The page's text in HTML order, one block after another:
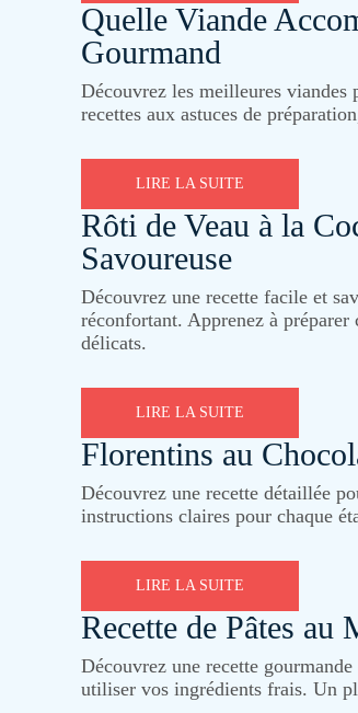
Quelle Viande
Gourmand
Découvrez les meilleures viandes
recettes aux astuces de
LIRE LA SUITE
Rôti de Veau à la
Savoureuse
Découvrez une recette facile et
réconfortant. Apprenez à préparer
délicats.
LIRE LA SUITE
Florentins au
Découvrez une recette détaillée
instructions claires pour chaque
LIRE LA SUITE
Recette de Pâtes au
Découvrez une recette
utiliser vos ingrédients frais. Un